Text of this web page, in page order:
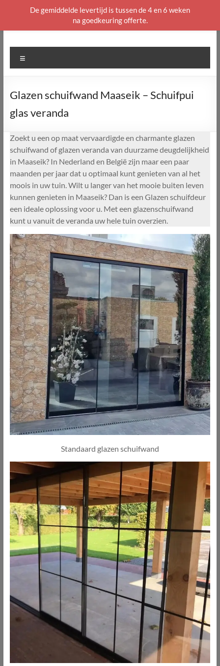
naar
Glazen schuifwand Maaseik – Schuifpui
glas veranda
Zoekt u een op maat vervaardigde en charmante glazen
schuifwand of glazen veranda van duurzame deugdelijkheid
in Maaseik? In Nederland en België zijn maar een paar
maanden per jaar dat u optimaal kunt genieten van al het
moois in uw tuin. Wilt u langer van het mooie buiten leven
kunnen genieten in Maaseik? Dan is een Glazen schuifdeur
een ideale oplossing voor u. Met een glazenschuifwand
kunt u vanuit de veranda uw hele tuin overzien.
Standaard glazen schuifwand
De gemiddelde levertijd is tussen de 4 en 6 weken
na goedkeuring offerte.